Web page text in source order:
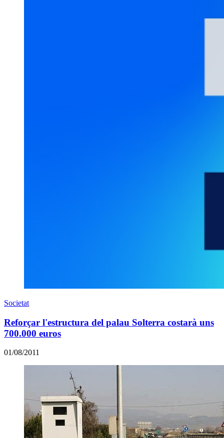
Societat
Reforçar l'estructura del palau Solterra costarà uns
700.000 euros
01/08/2011